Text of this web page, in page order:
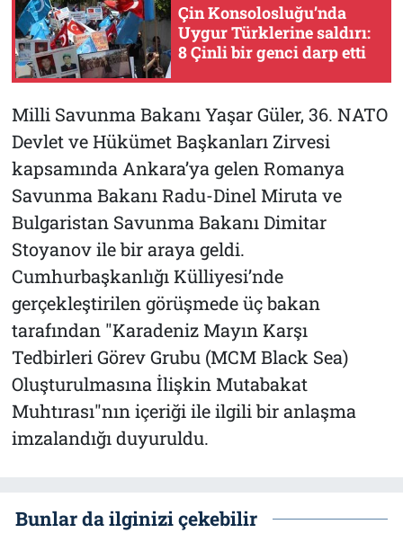
Çin Konsolosluğu’nda
Uygur Türklerine saldırı:
8 Çinli bir genci darp etti
Milli Savunma Bakanı Yaşar Güler, 36. NATO
Devlet ve Hükümet Başkanları Zirvesi
kapsamında Ankara’ya gelen Romanya
Savunma Bakanı Radu-Dinel Miruta ve
Bulgaristan Savunma Bakanı Dimitar
Stoyanov ile bir araya geldi.
Cumhurbaşkanlığı Külliyesi’nde
gerçekleştirilen görüşmede üç bakan
tarafından "Karadeniz Mayın Karşı
Tedbirleri Görev Grubu (MCM Black Sea)
Oluşturulmasına İlişkin Mutabakat
Muhtırası"nın içeriği ile ilgili bir anlaşma
imzalandığı duyuruldu.
Bunlar da ilginizi çekebilir